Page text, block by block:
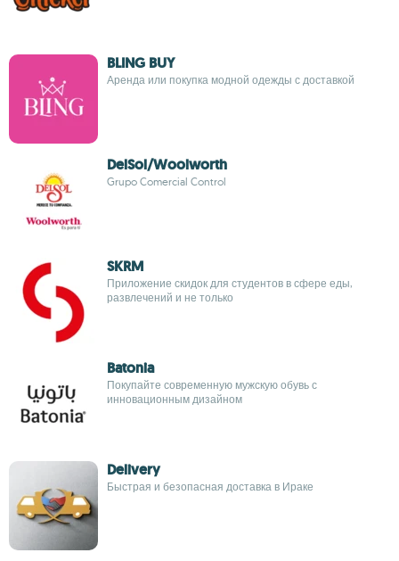
BLING BUY
Аренда или покупка модной одежды с доставкой
DelSol/Woolworth
Grupo Comercial Control
SKRM
Приложение скидок для студентов в сфере еды,
развлечений и не только
Batonia
Покупайте современную мужскую обувь с
инновационным дизайном
Delivery
Быстрая и безопасная доставка в Ираке